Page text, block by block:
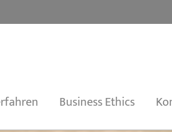
Business Ethics